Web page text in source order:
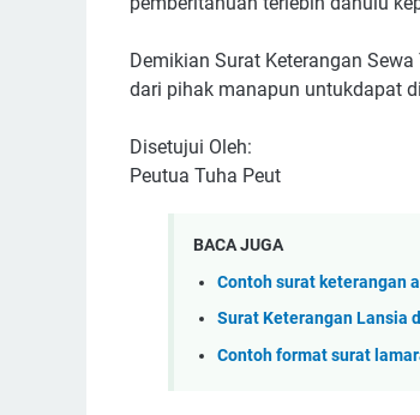
Demikian Surat Keterangan
dari pihak manapun untukdapat
Disetujui Oleh:
Peutua Tuha Peut
BACA JUGA
Contoh surat keterangan
Surat Keterangan Lansia
Contoh format surat